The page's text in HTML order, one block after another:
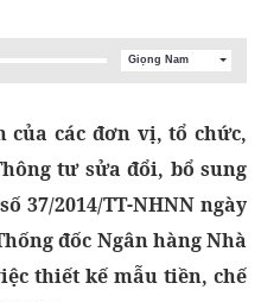
Giọng Nam
của các đơn vị, tổ chức,
tư sửa đổi, bổ sung
37/2014/TT-NHNN ngày
đốc Ngân hàng Nhà
thiết kế mẫu tiền, chế